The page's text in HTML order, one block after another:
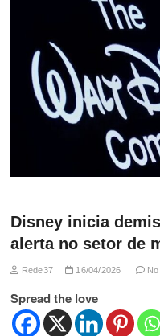
Disney inicia
alerta no setor de
Rede37 16/04/2026 No
Spread the love